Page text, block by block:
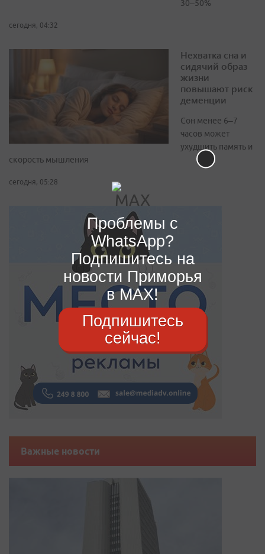
30–50%
сегодня, 04:32
Нехватка сна и
сидячий образ
жизни
повышают риск
деменции
Сон менее 6–7
часов может
ухудшить память и
скорость мышления
сегодня, 05:28
Важные новости
Проблемы с
WhatsApp?
Подпишитесь на
новости Приморья
в MAX!
Подпишитесь
сейчас!